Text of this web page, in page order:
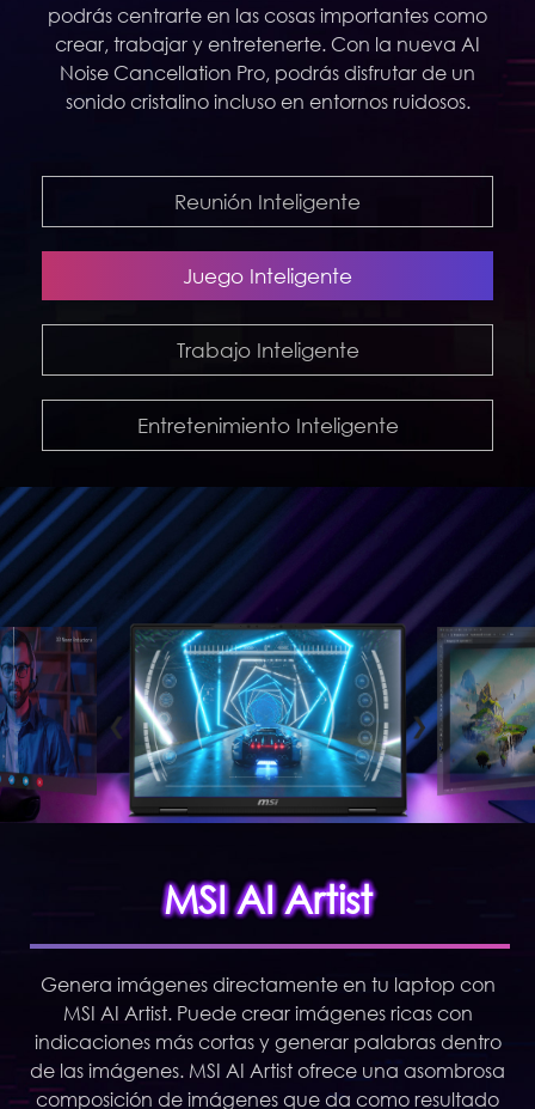
podrás centrarte en las cosas importantes como
crear, trabajar y entretenerte. Con la nueva AI
Noise Cancellation Pro, podrás disfrutar de un
sonido cristalino incluso en entornos ruidosos.
Reunión Inteligente
Juego Inteligente
Trabajo Inteligente
Entretenimiento Inteligente
MSI AI Artist
Genera imágenes directamente en tu laptop con
MSI AI Artist. Puede crear imágenes ricas con
indicaciones más cortas y generar palabras dentro
de las imágenes. MSI AI Artist ofrece una asombrosa
composición de imágenes que da como resultado